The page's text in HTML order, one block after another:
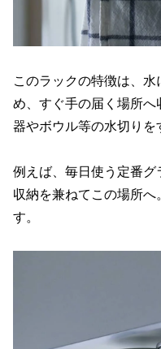
このラックの特徴は、
め、すぐ手の届く場所
器やボウル等の水切りを
例えば、毎日使う定番
収納を兼ねてこの場所
す。